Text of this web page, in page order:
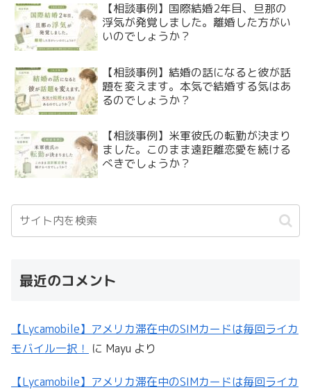
【相談事例】国際結婚2年目、旦那の
浮気が発覚しました。離婚した方がい
いのでしょうか？
【相談事例】結婚の話になると彼が話
題を変えます。本気で結婚する気はあ
るのでしょうか？
【相談事例】米軍彼氏の転勤が決まり
ました。このまま遠距離恋愛を続ける
べきでしょうか？
最近のコメント
【Lycamobile】アメリカ滞在中のSIMカードは毎回ライカ
モバイル一択！ に Mayu より
【Lycamobile】アメリカ滞在中のSIMカードは毎回ライカ